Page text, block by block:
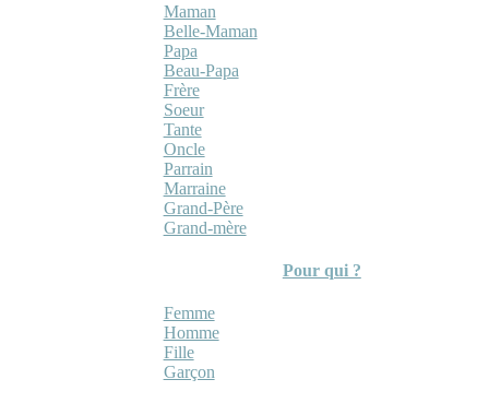
Maman
Belle-Maman
Papa
Beau-Papa
Frère
Soeur
Tante
Oncle
Parrain
Marraine
Grand-Père
Grand-mère
Pour qui ?
Femme
Homme
Fille
Garçon